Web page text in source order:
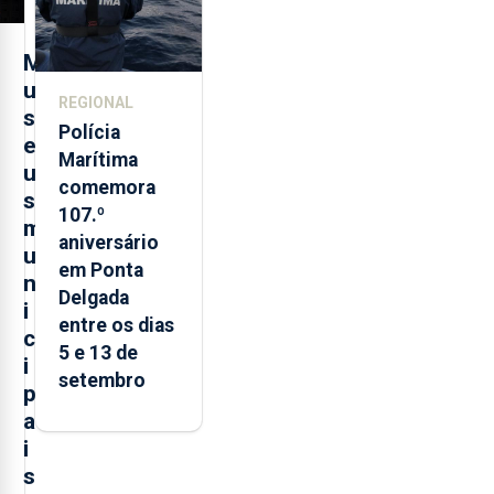
M
u
s
e
u
s
m
u
n
i
c
i
p
a
i
s
REGIONAL
Polícia
Marítima
comemora
107.º
aniversário
em Ponta
Delgada
entre os dias
5 e 13 de
setembro